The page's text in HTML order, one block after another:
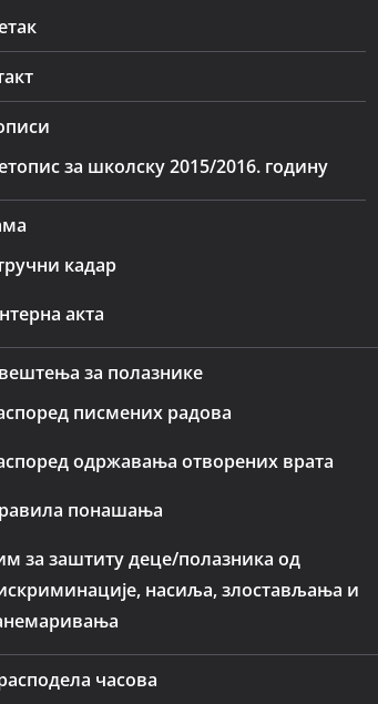
за школску 2015/2016. годину
кадар
акта
за полазнике
писмених радова
одржавања отворених врата
понашања
за заштиту деце/полазника од
насиља, злостављања и
часова